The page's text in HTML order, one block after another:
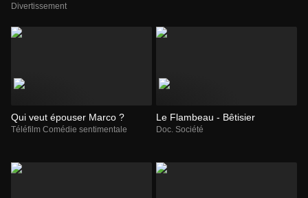
Divertissement
Qui veut épouser Marco ?
Téléfilm Comédie sentimentale
Le Flambeau - Bêtisier
Doc. Société